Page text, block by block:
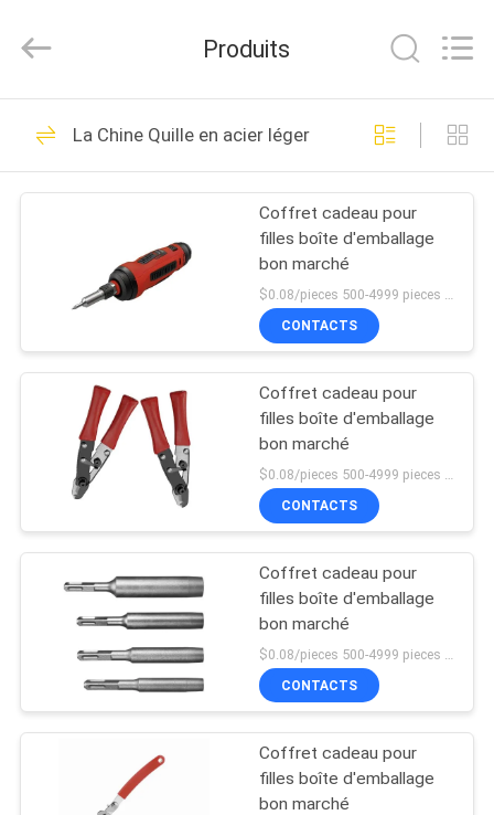
MAISON
PRODUITS
PROPOS
NOUS
DE
L'USINE
CONTRÔLE
LA
QUALITÉ
Reserved.
Quille en acier léger
9
Épingles en acier
léger
9
Quille de peinture en
acier
Produits
La Chine Quille en acier léger
Coffret cadeau pour
filles boîte d'emballage
bon marché
$0.08/pieces 500-4999 pieces MOQ:500 pièces
CONTACTS
Coffret cadeau pour
filles boîte d'emballage
bon marché
CONTACTS
Coffret cadeau pour
filles boîte d'emballage
bon marché
CONTACTS
Coffret cadeau pour
filles boîte d'emballage
bon marché